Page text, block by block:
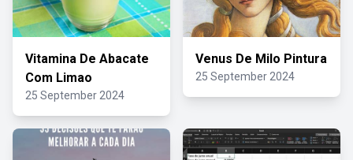
Vitamina De Abacate
Com Limao
25 September 2024
Venus De Milo Pintura
25 September 2024